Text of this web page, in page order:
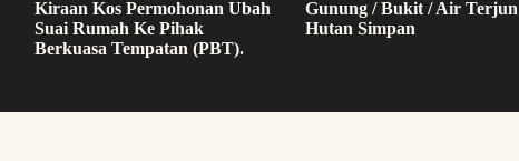
Kiraan Kos Permohonan Ubah
Suai Rumah Ke Pihak
Berkuasa Tempatan (PBT).
Gunung / Bukit / Air Terjun
Hutan Simpan